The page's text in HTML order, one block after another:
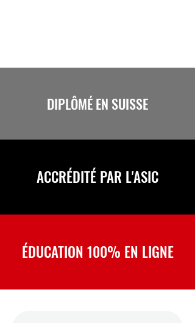
DIPLÔMÉ EN SUISSE
ACCRÉDITÉ PAR L'ASIC
ÉDUCATION 100% EN LIGNE